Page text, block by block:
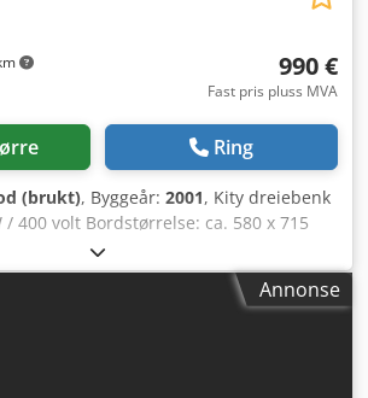
990 €
Fast pris pluss MVA
Ring
(brukt), Byggeår: 2001, Kity dreiebenk
/ 400 volt Bordstørrelse: ca. 580 x 715
freseanlegg Spindel kan svinges fra
på fresekonen Turtall:
min Spindelvandring: 130 mm Annonse